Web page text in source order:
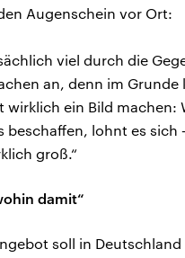
Augenschein vor Ort:
viel durch die
an, denn im Grunde
wirklich ein Bild machen:
beschaffen, lohnt es sich
groß.“
damit“
soll in